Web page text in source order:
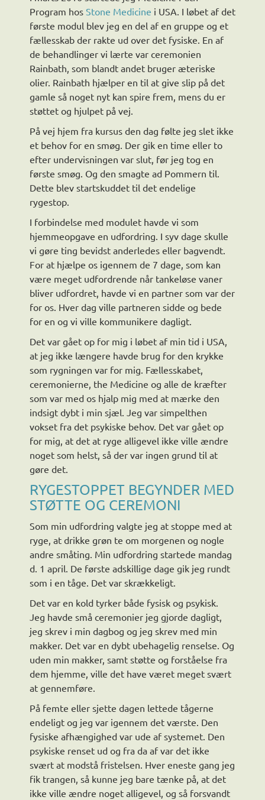
Program hos Stone Medicine i USA. I løbet af det
første modul blev jeg en del af en gruppe og et
fællesskab der rakte ud over det fysiske. En af
de behandlinger vi lærte var ceremonien
Rainbath, som blandt andet bruger æteriske
olier. Rainbath hjælper en til at give slip på det
gamle så noget nyt kan spire frem, mens du er
støttet og hjulpet på vej.
På vej hjem fra kursus den dag følte jeg slet ikke
et behov for en smøg. Der gik en time eller to
efter undervisningen var slut, før jeg tog en
første smøg. Og den smagte ad Pommern til.
Dette blev startskuddet til det endelige
rygestop.
I forbindelse med modulet havde vi som
hjemmeopgave en udfordring. I syv dage skulle
vi gøre ting bevidst anderledes eller bagvendt.
For at hjælpe os igennem de 7 dage, som kan
være meget udfordrende når tankeløse vaner
bliver udfordret, havde vi en partner som var der
for os. Hver dag ville partneren sidde og bede
for en og vi ville kommunikere dagligt.
Det var gået op for mig i løbet af min tid i USA,
at jeg ikke længere havde brug for den krykke
som rygningen var for mig. Fællesskabet,
ceremonierne, the Medicine og alle de kræfter
som var med os hjalp mig med at mærke den
indsigt dybt i min sjæl. Jeg var simpelthen
vokset fra det psykiske behov. Det var gået op
for mig, at det at ryge alligevel ikke ville ændre
noget som helst, så der var ingen grund til at
gøre det.
RYGESTOPPET BEGYNDER MED
STØTTE OG CEREMONI
Som min udfordring valgte jeg at stoppe med at
ryge, at drikke grøn te om morgenen og nogle
andre småting. Min udfordring startede mandag
d. 1 april. De første adskillige dage gik jeg rundt
som i en tåge. Det var skrækkeligt.
Det var en kold tyrker både fysisk og psykisk.
Jeg havde små ceremonier jeg gjorde dagligt,
jeg skrev i min dagbog og jeg skrev med min
makker. Det var en dybt ubehagelig renselse. Og
uden min makker, samt støtte og forståelse fra
dem hjemme, ville det have været meget svært
at gennemføre.
På femte eller sjette dagen lettede tågerne
endeligt og jeg var igennem det værste. Den
fysiske afhængighed var ude af systemet. Den
psykiske renset ud og fra da af var det ikke
svært at modstå fristelsen. Hver eneste gang jeg
fik trangen, så kunne jeg bare tænke på, at det
ikke ville ændre noget alligevel, og så forsvandt